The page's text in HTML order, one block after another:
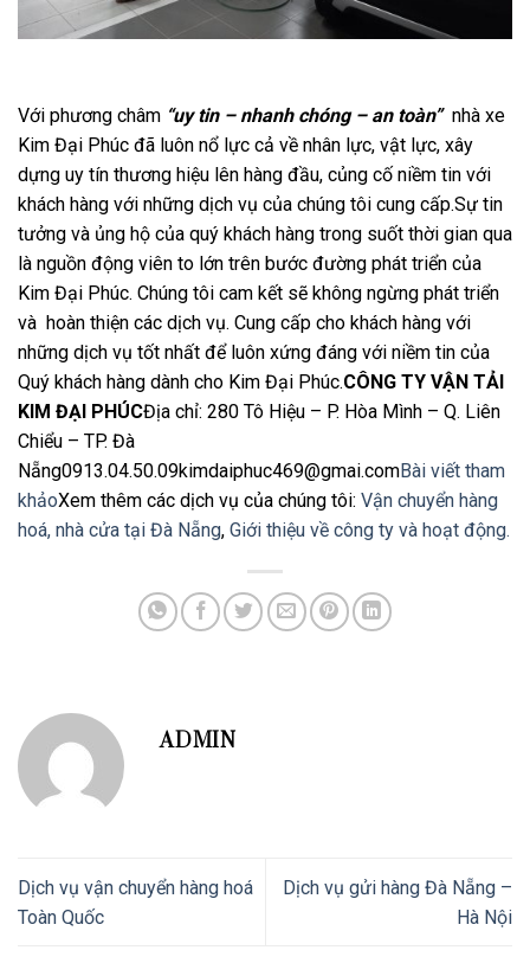
Với phương châm “uy tin – nhanh chóng – an toàn” nhà xe
Kim Đại Phúc đã luôn nổ lực cả về nhân lực, vật lực, xây
dựng uy tín thương hiệu lên hàng đầu, củng cố niềm tin với
khách hàng với những dịch vụ của chúng tôi cung cấp.Sự tin
tưởng và ủng hộ của quý khách hàng trong suốt thời gian qua
là nguồn động viên to lớn trên bước đường phát triển của
Kim Đại Phúc. Chúng tôi cam kết sẽ không ngừng phát triển
và hoàn thiện các dịch vụ. Cung cấp cho khách hàng với
những dịch vụ tốt nhất để luôn xứng đáng với niềm tin của
Quý khách hàng dành cho Kim Đại Phúc.CÔNG TY VẬN TẢI
KIM ĐẠI PHÚCĐịa chỉ: 280 Tô Hiệu – P. Hòa Mình – Q. Liên
Chiểu – TP. Đà
Nẵng0913.04.50.09kimdaiphuc469@gmai.comBài viết tham
khảoXem thêm các dịch vụ của chúng tôi: Vận chuyển hàng
hoá, nhà cửa tại Đà Nẵng, Giới thiệu về công ty và hoạt động.
ADMIN
Dịch vụ vận chuyển hàng hoá
Toàn Quốc
Dịch vụ gửi hàng Đà Nẵng –
Hà Nội